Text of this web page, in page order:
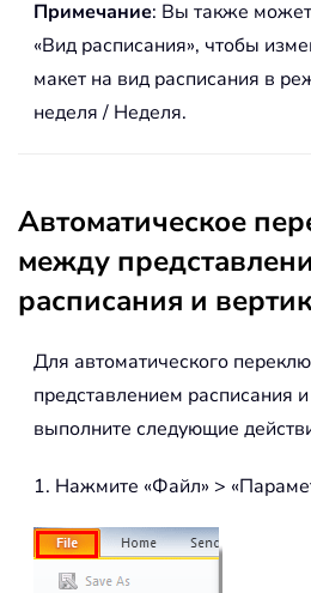
Примечание: Вы также
«Вид расписания», чтобы
макет на вид расписания в
неделя / Неделя.
Автоматическое
между
расписания и
Для автоматического
представлением расписания
выполните следующие
1. Нажмите «Файл» >